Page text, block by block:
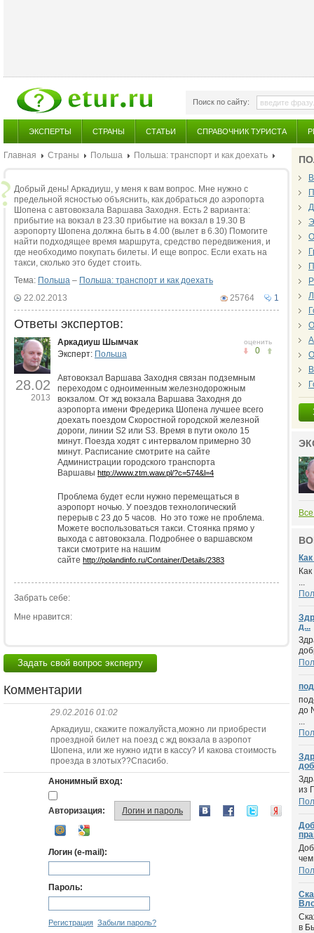
Поиск по сайту:
ЭКСПЕРТЫ СТРАНЫ СТАТЬИ СПРАВОЧНИК ТУРИСТА
Главная Страны Польша Польша: транспорт и как доехать
Добрый день! Аркадиуш, у меня к вам вопрос. Мне нужно с
предельной ясностью объяснить, как добраться до аэропорта
Шопена с автовокзала Варшава Заходня. Есть 2 варианта:
прибытие на вокзал в 23.30 прибытие на вокзал в 19.30 В
аэропорту Шопена должна быть в 4.00 (вылет в 6.30) Помогите
найти подходящее время маршрута, средство передвижения, и
где необходимо покупать билеты. И еще вопрос. Если ехать на
такси, сколько это будет стоить.
Тема: Польша – Польша: транспорт и как доехать
1
25764
22.02.2013
Ответы экспертов:
28.02
2013
оценить
0
Аркадиуш Шымчак
Эксперт: Польша
Автовокзал Варшава Заходня связан подземным
переходом с одноименным железнодорожным
вокзалом. От жд вокзала Варшава Заходня до
аэропорта имени Фредерика Шопена лучшее всего
доехать поездом Скоростной городской железной
дороги, линии S2 или S3. Время в пути около 15
минут. Поезда ходят с интервалом примерно 30
минут. Расписание смотрите на сайте
Администрации городского транспорта
Варшавы http://www.ztm.waw.pl/?c=574&l=4
Проблема будет если нужно перемещаться в
аэропорт ночью. У поездов технологический
перерыв с 23 до 5 часов. Но это тоже не проблема.
Можете воспользоваться такси. Стоянка прямо у
выхода с автовокзала. Подробнее о варшавском
такси смотрите на нашим
сайте http://polandinfo.ru/Container/Details/2383
Забрать себе:
Мне нравится:
Задать свой вопрос эксперту
Комментарии
29.02.2016 01:02
Аркадиуш, скажите пожалуйста,можно ли приобрести
проездной билет на поезд с жд вокзала в аэропот
Шопена, или же нужно идти в кассу? И какова стоимость
проезда в злотых??Спасибо.
Анонимный вход:
Авторизация: Логин и пароль
Логин (e-mail):
Пароль:
Регистрация Забыли пароль?
...
д...
до
...
из
в